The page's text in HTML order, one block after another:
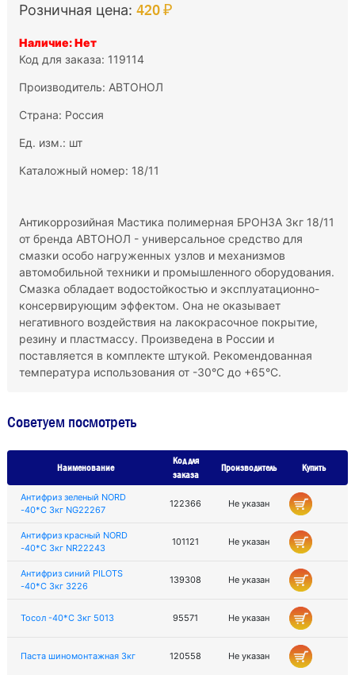
Розничная цена: 420 ₽
Наличие: Нет
Код для заказа: 119114
Производитель: АВТОНОЛ
Страна: Россия
Ед. изм.: шт
Каталожный номер: 18/11
Антикоррозийная Мастика полимерная БРОНЗА 3кг 18/11
от бренда АВТОНОЛ - универсальное средство для
смазки особо нагруженных узлов и механизмов
автомобильной техники и промышленного оборудования.
Смазка обладает водостойкостью и эксплуатационно-
консервирующим эффектом. Она не оказывает
негативного воздействия на лакокрасочное покрытие,
резину и пластмассу. Произведена в России и
поставляется в комплекте штукой. Рекомендованная
температура использования от -30°C до +65°C.
Советуем посмотреть
Наименование
Код для
заказа
Производитель Купить
Антифриз зеленый NORD
-40*С 3кг NG22267
122366 Не указан
Антифриз красный NORD
-40*С 3кг NR22243
101121 Не указан
Антифриз синий PILOTS
-40*С 3кг 3226
139308 Не указан
Тосол -40*С 3кг 5013 95571 Не указан
Паста шиномонтажная 3кг 120558 Не указан